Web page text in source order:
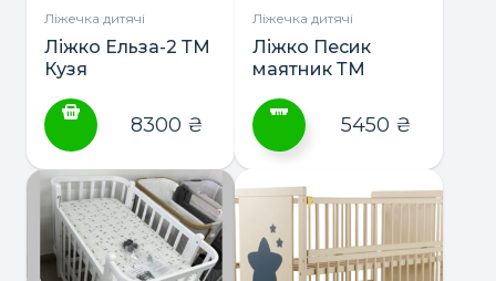
сторінці
товару
Ліжечка дитячі
Ліжко Ельза-2 ТМ
Кузя
8300 ₴
Ліжечка дитячі
Ліжко Песик
маятник ТМ
товар
кілька
варіантів.
5450 ₴